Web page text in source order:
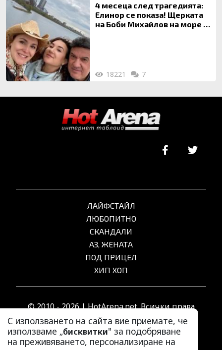
4 месеца след трагедията:
Елинор се показа! Щерката
на Боби Михайлов на море с
18221 7
С използването на сайта вие приемате, че
използваме „бисквитки" за подобряване
на преживяването, персонализиране на
ЛАЙФСТАЙЛ
ЛЮБОПИТНО
СКАНДАЛИ
АЗ, ЖЕНАТА
ПОД ПРИЦЕЛ
ХИП ХОП
© 2010 - 2026 | HotArena.net. Всички права
запазени.
РЕКЛАМА